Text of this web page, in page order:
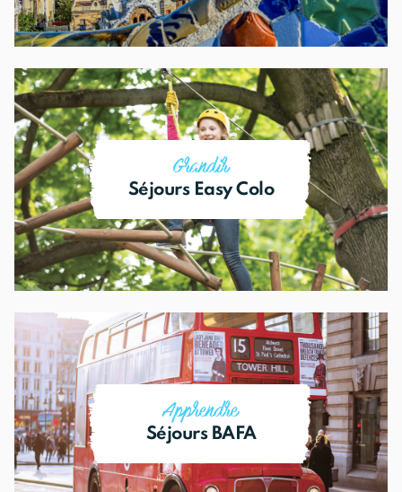
Grandir
Séjours Easy Colo
Idéals pour une premières colo et à proximité de
chez vous, vous déposez votre enfant sur le centre
et rencontrez l’équipe pédagogique.
Je découvre tous les séjours
Apprendre
Séjours BAFA
Se former au métier de l’animation.
Je découvre le BAFA